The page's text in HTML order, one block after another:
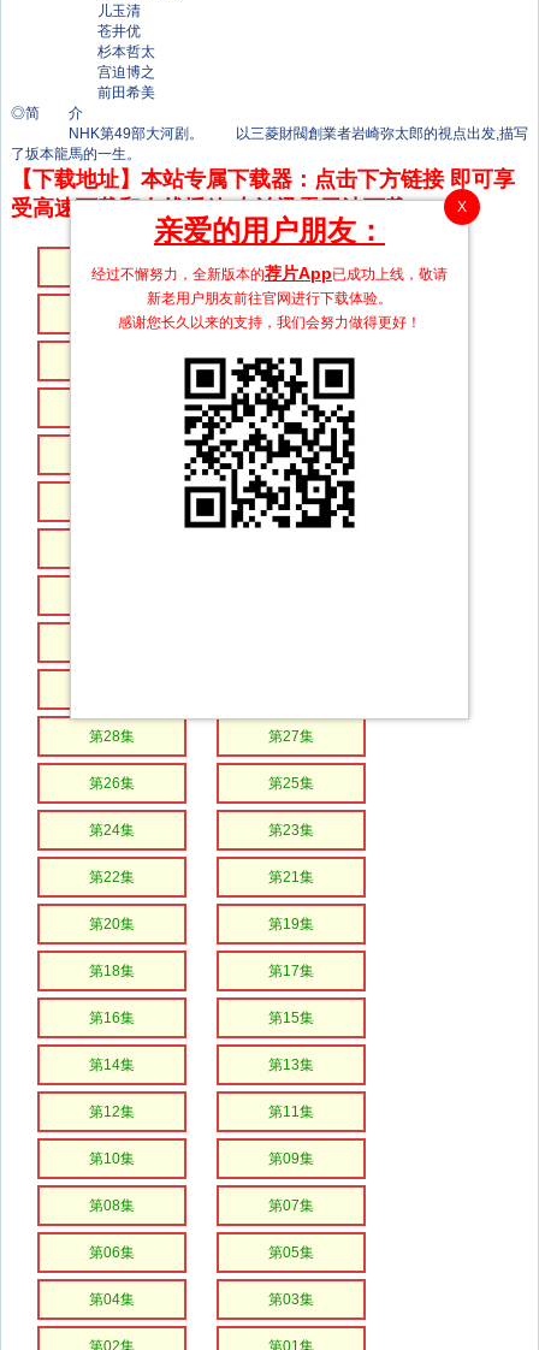
儿玉清
苍井优
杉本哲太
宫迫博之
前田希美
◎简 介
NHK第49部大河剧。 以三菱財閥創業者岩崎弥太郎的視点出发,描写
了坂本龍馬的一生。
【下载地址】本站专属下载器：点击下方链接 即可享
受高速下载和在线播放 专治迅雷无法下载
第48集 第47集
第46集 第45集
第43集
第41集
第39集
第37集
第28集 第27集
第26集 第25集
第24集 第23集
第22集 第21集
第20集 第19集
第18集 第17集
第16集 第15集
第14集 第13集
第12集 第11集
第10集 第09集
第08集 第07集
第06集 第05集
第04集 第03集
第02集 第01集
X
亲爱的用户朋友：
经过不懈努力，全新版本的荐片App已成功上线，敬请
新老用户朋友前往官网进行下载体验。
感谢您长久以来的支持，我们会努力做得更好！